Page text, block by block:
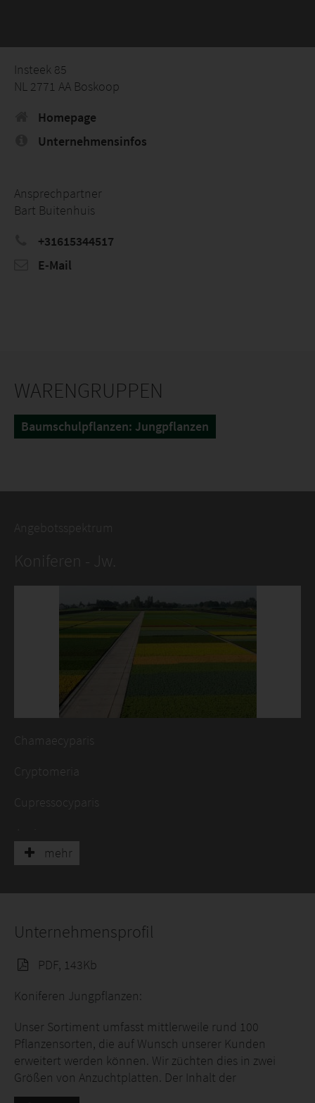
Insteek 85
NL 2771 AA Boskoop
Homepage
Unternehmensinfos
Ansprechpartner
Bart Buitenhuis
+31615344517
E-Mail
WARENGRUPPEN
Baumschulpflanzen: Jungpflanzen
Angebotsspektrum
Koniferen - Jw.
Chamaecyparis
Cryptomeria
Cupressocyparis
Microbiota
Picea
Pinus
Platycladus
Taxus
Thuja
Tsuga
mehr
Unternehmensprofil
PDF, 143Kb
Koniferen Jungpflanzen:
Unser Sortiment umfasst mittlerweile rund 100
Pflanzensorten, die auf Wunsch unserer Kunden
erweitert werden können. Wir züchten dies in zwei
Größen von Anzuchtplatten. Der Inhalt der
Anzuchtplatte 18-gt. entspricht mit einem runden